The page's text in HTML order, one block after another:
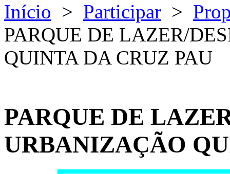
Início > Participar >
PARQUE DE LAZER/
QUINTA DA CRUZ PAU
PARQUE DE
URBANIZAÇÃO